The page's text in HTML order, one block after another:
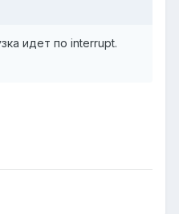
идет по interrupt.